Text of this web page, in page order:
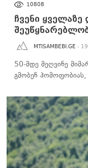
10808
ჩვენი ყველაზე
MTISAMBEBI.GE -
50-მდე მეღვინე
გმობენ